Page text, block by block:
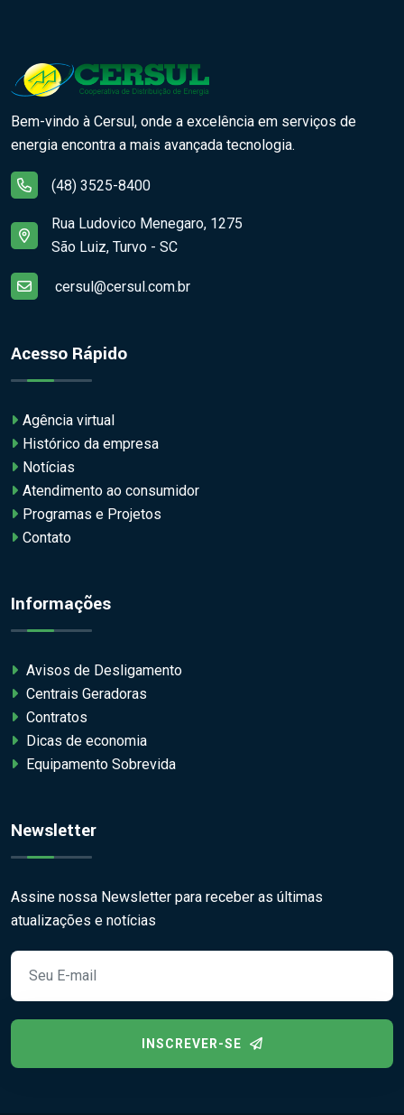
Bem-vindo à Cersul, onde a excelência em serviços de
energia encontra a mais avançada tecnologia.
(48) 3525-8400
Rua Ludovico Menegaro, 1275
São Luiz, Turvo - SC
cersul@cersul.com.br
Acesso Rápido
Agência virtual
Histórico da empresa
Notícias
Atendimento ao consumidor
Programas e Projetos
Contato
Informações
Avisos de Desligamento
Centrais Geradoras
Contratos
Dicas de economia
Equipamento Sobrevida
Newsletter
Assine nossa Newsletter para receber as últimas
atualizações e notícias
INSCREVER-SE